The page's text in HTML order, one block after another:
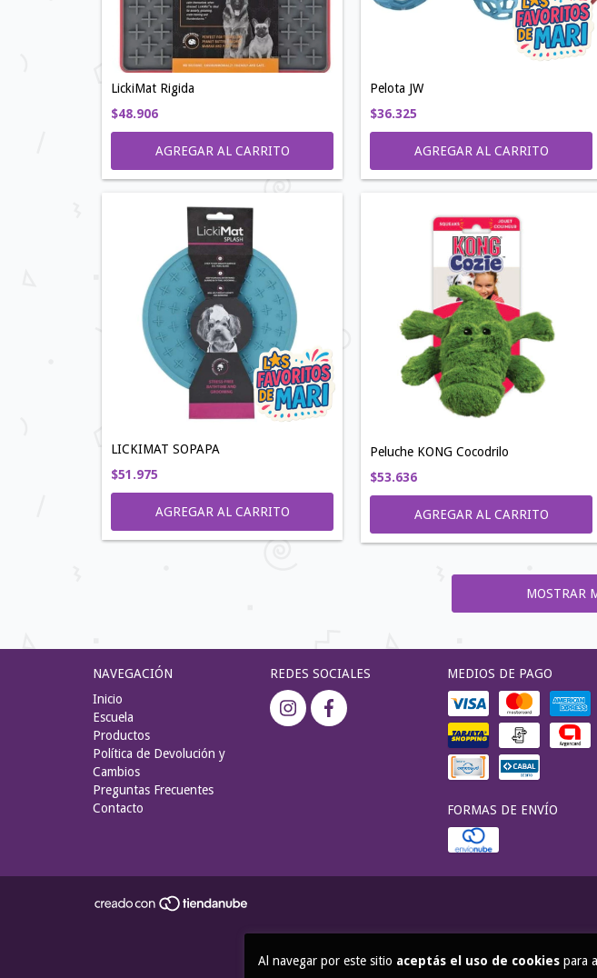
Al navegar por este sitio aceptás el uso de cookiespara
LickiMat Rigida
$48.906
AGREGAR AL CARRITO
Pelota JW
$36.325
AGREGAR AL CARRITO
LICKIMAT SOPAPA
$51.975
AGREGAR AL CARRITO
Peluche KONG Cocodrilo
$53.636
MOSTRAR
NAVEGACIÓN
Inicio
Escuela
Productos
Política de Devolución y
Cambios
Preguntas Frecuentes
Contacto
REDES SOCIALES MEDIOS DE PAGO
FORMAS DE ENVÍO